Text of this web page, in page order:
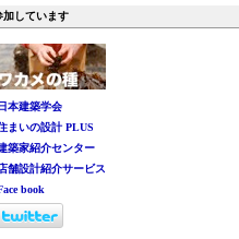
しています
日本建築学会
まいの設計 PLUS
築家紹介センター
舗設計紹介サービス
book